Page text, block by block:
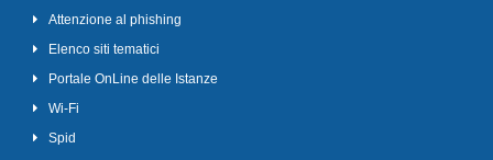
Attenzione al phishing
Elenco siti tematici
Portale OnLine delle Istanze
Wi-Fi
Spid